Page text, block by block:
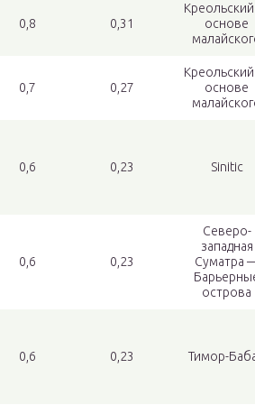
0,8 0,31
основе
0,7 0,27
основе
0,6 0,23 Sinitic
0,6 0,23
Северо-
западная
Суматра
острова
0,6 0,23 Тимор-